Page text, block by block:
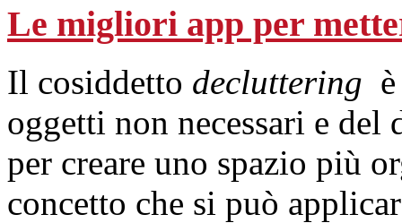
Le migliori app per
Il cosiddetto decluttering
oggetti non necessari e
per creare uno spazio più
concetto che si può